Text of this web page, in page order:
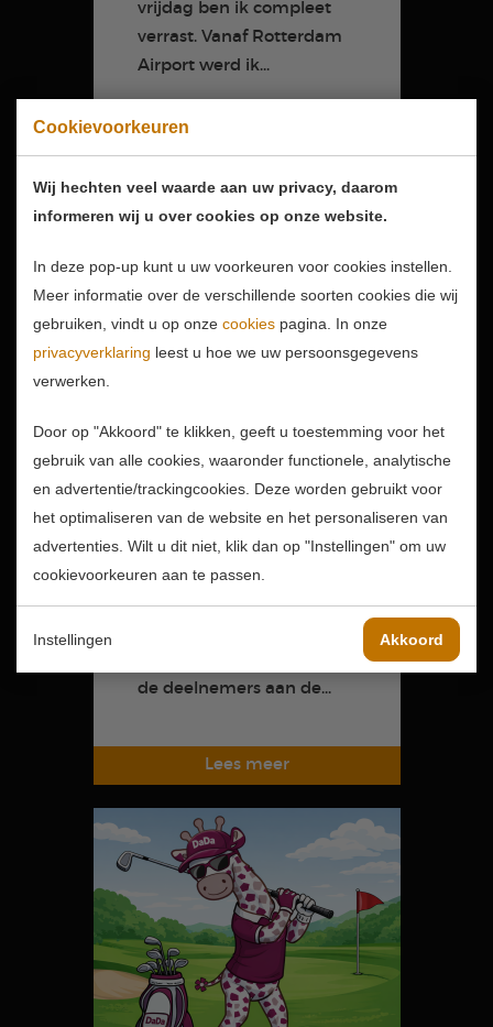
Cookievoorkeuren
Wij hechten veel waarde aan uw privacy, daarom
informeren wij u over cookies op onze website.
In deze pop-up kunt u uw voorkeuren voor cookies instellen.
Meer informatie over de verschillende soorten cookies die wij
gebruiken, vindt u op onze cookies pagina. In onze
privacyverklaring leest u hoe we uw persoonsgegevens
verwerken.
Door op "Akkoord" te klikken, geeft u toestemming voor het
gebruik van alle cookies, waaronder functionele, analytische
en advertentie/trackingcookies. Deze worden gebruikt voor
het optimaliseren van de website en het personaliseren van
advertenties. Wilt u dit niet, klik dan op "Instellingen" om uw
cookievoorkeuren aan te passen.
Instellingen Akkoord
vrijdag ben ik compleet
verrast. Vanaf Rotterdam
Airport werd ik...
Wat een topdag!
14-04-2026
Wat een prestatie is er
de deelnemers aan de...